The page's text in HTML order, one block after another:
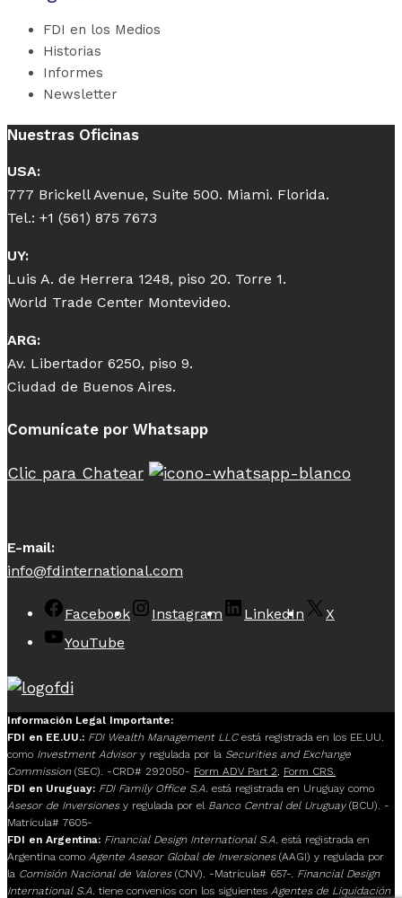
FDI en los Medios
Historias
Informes
Newsletter
Nuestras Oficinas
USA:
777 Brickell Avenue, Suite 500. Miami. Florida.
Tel.: +1 (561) 875 7673
UY:
Luis A. de Herrera 1248, piso 20. Torre 1.
World Trade Center Montevideo.
ARG:
Av. Libertador 6250, piso 9.
Ciudad de Buenos Aires.
Comunícate por Whatsapp
Clic para Chatear
E-mail:
info@fdinternational.com
Facebook Instagram LinkedIn
X
YouTube
Información Legal Importante:
FDI en EE.UU.: FDI Wealth Management LLCestá registrada en los EE.UU.
como Investment Advisory regulada por la Securities and Exchange
Commission(SEC). -CRD# 292050- Form ADV Part 2
Form CRS.
FDI en Uruguay: FDI Family Office S.A. está registrada en Uruguay como
Asesor de Inversionesy regulada por el Banco Central del Uruguay(BCU). -
Matrícula# 7605-
FDI en Argentina: Financial Design International S.A. está registrada en
Argentina como Agente Asesor Global de Inversiones(AAGI) y regulada por
la Comisión Nacional de Valores(CNV). -Matrícula# 657-. Financial Design
International S.A. tiene convenios con los siguientes Agentes de Liquidación